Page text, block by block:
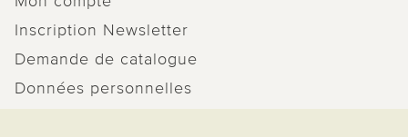
Inscription Newsletter
Demande de catalogue
Données personnelles